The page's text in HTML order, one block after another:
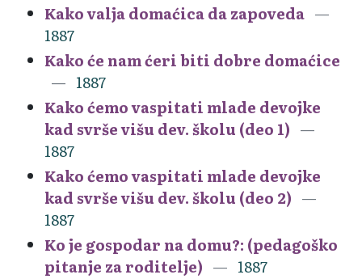
Kako valja domaćica da zapoveda
1887
Kako će nam ćeri biti dobre domaćice
1887
Kako ćemo vaspitati mlade devojke
kad svrše višu dev. školu (deo 1)
1887
Kako ćemo vaspitati mlade devojke
kad svrše višu dev. školu (deo 2)
1887
Ko je gospodar na domu?: (pedagoško
pitanje za roditelje)
1887